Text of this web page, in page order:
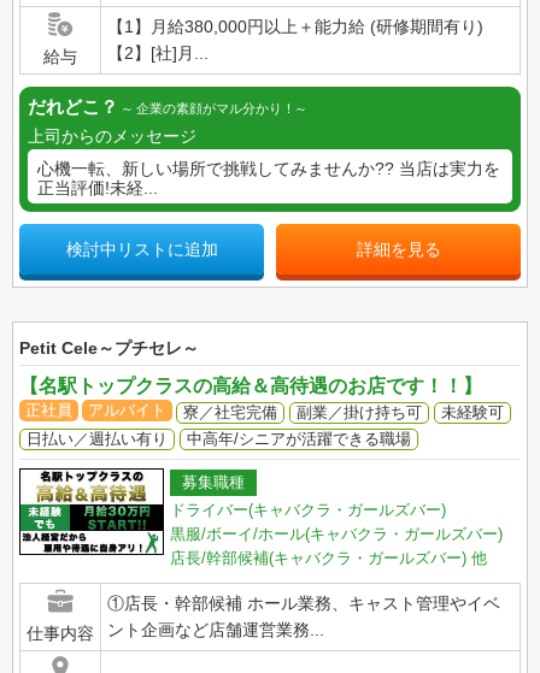
給与
【1】月給380,000円以上＋能力給 (研修期間有り)
【2】[社]月...
だれどこ？ 企業の素顔がマル分かり！
上司からのメッセージ
心機一転、新しい場所で挑戦してみませんか?? 当店は実力を
正当評価!未経...
検討中リストに追加 詳細を見る
Petit Cele～プチセレ～
【名駅トップクラスの高給＆高待遇のお店です！！】
正社員 アルバイト 寮／社宅完備 副業／掛け持ち可
未経験可
日払い／週払い有り
中高年/シニアが活躍できる職場
募集職種
ドライバー(キャバクラ・ガールズバー)
黒服/ボーイ/ホール(キャバクラ・ガールズバー)
店長/幹部候補(キャバクラ・ガールズバー) 他
仕事内容
①店長・幹部候補 ホール業務、キャスト管理やイベ
ント企画など店舗運営業務...